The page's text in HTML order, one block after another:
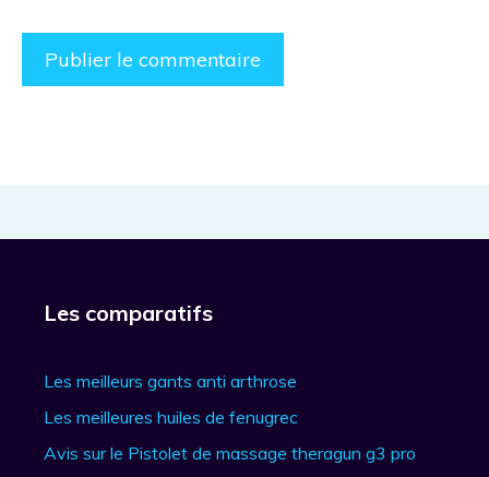
Les comparatifs
Les meilleurs gants anti arthrose
Les meilleures huiles de fenugrec
Avis sur le Pistolet de massage theragun g3 pro